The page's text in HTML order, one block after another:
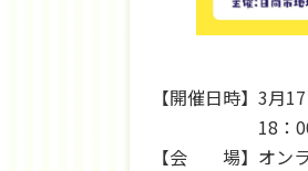
【開催日時】3月
18：00 ～
【会 場】オン